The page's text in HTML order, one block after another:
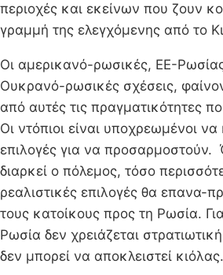
περιοχές και εκείνων που ζουν
γραμμή της ελεγχόμενης από το
Οι αμερικανό-ρωσικές, ΕΕ-
Ουκρανό-ρωσικές σχέσεις,
από αυτές τις πραγματικότητες
Οι ντόπιοι είναι υποχρεωμένοι
επιλογές για να προσαρμοστούν.
διαρκεί ο πόλεμος, τόσο
ρεαλιστικές επιλογές θα επανα-
τους κατοίκους προς τη Ρωσία.
Ρωσία δεν χρειάζεται
δεν μπορεί να αποκλειστεί κιόλας.